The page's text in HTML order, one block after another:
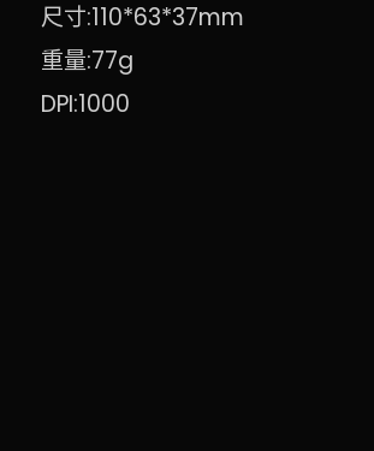
尺寸:110*63*37mm
重量:77g
DPI:1000